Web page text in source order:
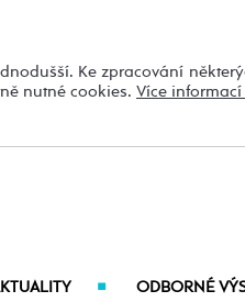
Ke zpracování
nutné cookies. Více
■ ODBORNÉ